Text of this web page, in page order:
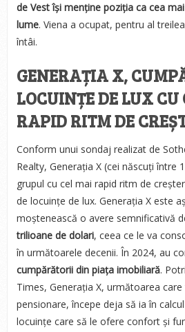
de Vest își menține poziția ca cea
lume. Viena a ocupat, pentru al
întâi.
GENERAȚIA X,
LOCUINȚE DE LUX
RAPID RITM DE
Conform unui sondaj realizat de
Realty, Generația X (cei născuți între
grupul cu cel mai rapid ritm de
de locuințe de lux. Generația X este
moștenească o avere semnificativă
trilioane de dolari, ceea ce le va
în următoarele decenii. În 2024, au
cumpărătorii din piața imobiliară.
Times, Generația X, următoarea
pensionare, începe deja să ia în
locuințe care să le ofere confort și